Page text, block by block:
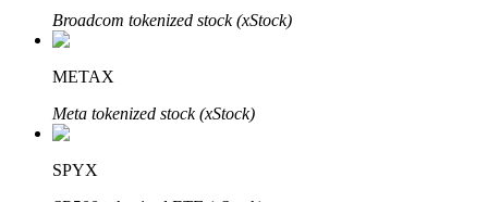
Mitra Bitrue
Broadcom tokenized stock (xStock)
METAX
Meta tokenized stock (xStock)
SPYX